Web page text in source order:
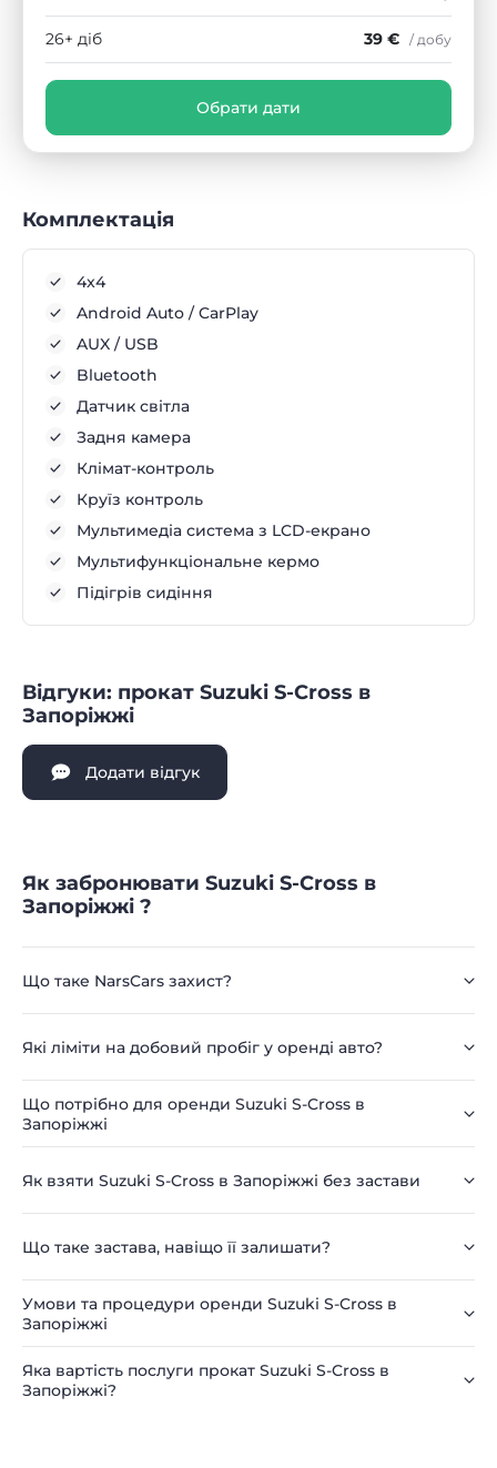
26+ діб 39 € / добу
Обрати дати
Комплектація
4x4
Android Auto / CarPlay
AUX / USB
Bluetooth
Датчик світла
Задня камера
Клімат-контроль
Круїз контроль
Мультимедіа система з LCD-екрано
Мультифункціональне кермо
Підігрів сидіння
Відгуки: прокат Suzuki S-Cross в
Запоріжжі
Додати відгук
Як забронювати Suzuki S-Cross в
Запоріжжі ?
Що таке NarsCars захист?
Які ліміти на добовий пробіг у оренді авто?
Що потрібно для оренди Suzuki S-Cross в
Запоріжжі
Як взяти Suzuki S-Cross в Запоріжжі без застави
Що таке застава, навіщо її залишати?
Умови та процедури оренди Suzuki S-Cross в
Запоріжжі
Яка вартість послуги прокат Suzuki S-Cross в
Запоріжжі?